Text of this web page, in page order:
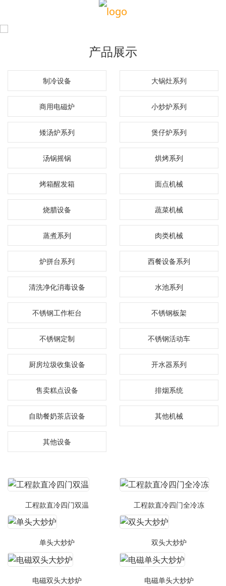
产品展示
制冷设备 大锅灶系列
商用电磁炉 小炒炉系列
矮汤炉系列 煲仔炉系列
汤锅摇锅 烘烤系列
烤箱醒发箱 面点机械
烧腊设备 蔬菜机械
蒸煮系列 肉类机械
炉拼台系列 西餐设备系列
清洗净化消毒设备 水池系列
不锈钢工作柜台 不锈钢板架
不锈钢定制 不锈钢活动车
厨房垃圾收集设备 开水器系列
售卖糕点设备 排烟系统
自助餐奶茶店设备 其他机械
其他设备
工程款直冷四门双温 工程款直冷四门全冷冻
单头大炒炉 双头大炒炉
电磁双头大炒炉 电磁单头大炒炉